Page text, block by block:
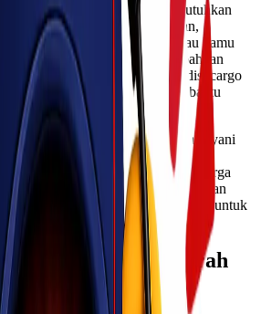
ke Surabaya tentu membutuhkan
hanya cepat, tapi juga aman,
ramah di kantong. Apalagi kalau kamu
kebutuhan pribadi, atau bahkan
besar. Di sinilah layanan ekspedisi cargo
dari Lionel Express hadir membantu
yang sudah berpengalaman melayani
memahami betul bahwa setiap
ketepatan waktu, ketelitian, dan harga
armada lengkap, jaringan pengiriman
kamu bisa mengandalkan kami untuk
Merauke menuju Surabaya.
Melayani Cargo Murah